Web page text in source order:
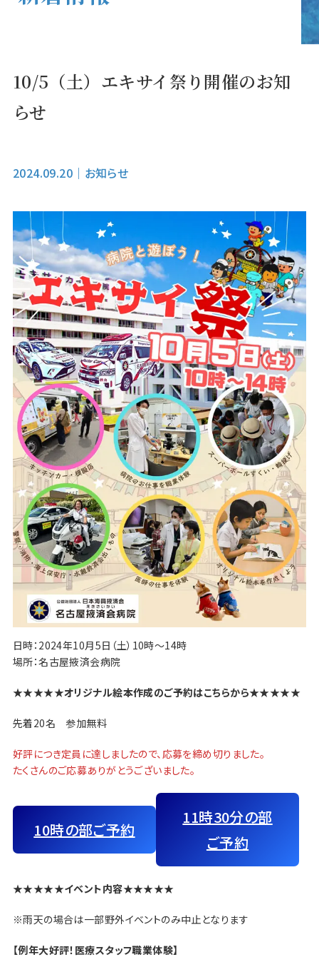
10/5（土）エキサイ祭り開催のお知
らせ
2024.09.20 ｜ お知らせ
日時：2024年10月5日（土）10時～14時
場所：名古屋掖済会病院
★★★★★オリジナル絵本作成のご予約はこちらから★★★★★
先着20名 参加無料
好評につき定員に達しましたので、応募を締め切りました。
たくさんのご応募ありがとうございました。
10時の部ご予約
11時30分の部
ご予約
★★★★★イベント内容★★★★★
※雨天の場合は一部野外イベントのみ中止となります
【例年大好評！医療スタッフ職業体験】